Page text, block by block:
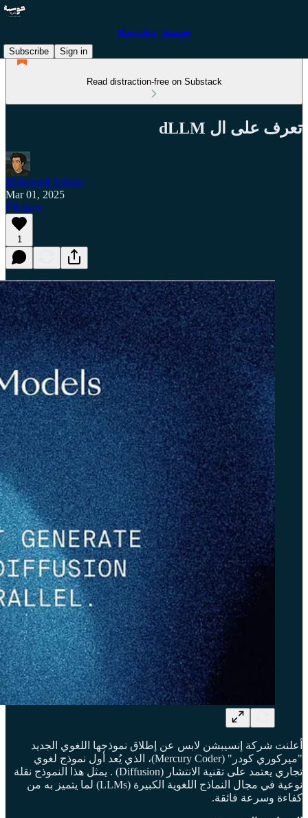
Hawsaba | حوسبة
Subscribe
Sign in
Read distraction-free on Substack
تعرف على ال dLLM
Mohamed Ashour
Mar 01, 2025
Listen
1
أعلنت شركة إنسيبشن لابس عن إطلاق نموذجها اللغوي الجديد
"ميركوري كودر" (Mercury Coder)، الذي يُعد أول نموذج لغوي
تجاري يعتمد على تقنية الانتشار (Diffusion) . يمثل هذا النموذج نقلة
نوعية في مجال النماذج اللغوية الكبيرة (LLMs) لما يتميز به من
كفاءة وسرعة فائقة.